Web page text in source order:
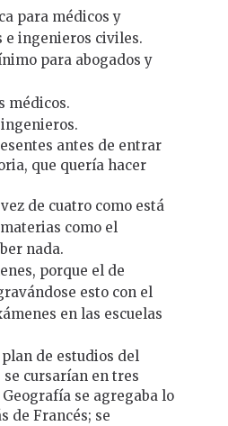
para médicos y
e ingenieros civiles.
para abogados y
médicos.
antes de entrar
que quería hacer
de cuatro como está
como el
nada.
porque el de
esto con el
en las escuelas
de estudios del
cursarían en tres
se agregaba lo
de Francés; se